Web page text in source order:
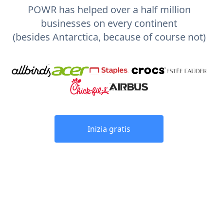
POWR has helped over a half million
businesses on every continent
(besides Antarctica, because of course not)
Inizia gratis